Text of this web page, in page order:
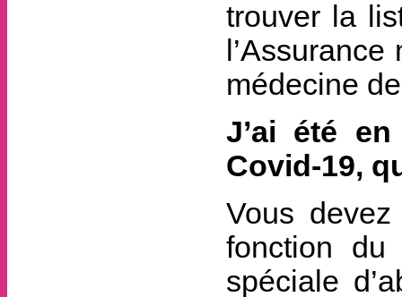
trouver la
médecine
J’ai été
Covid-19,
Vous
fonction du
spéciale